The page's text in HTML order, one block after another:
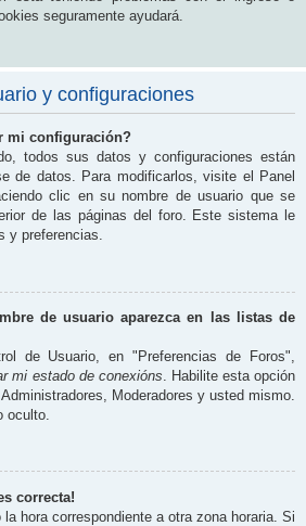
seguramente ayudará.
y configuraciones
mi configuración?
todos sus datos y configuraciones están
de datos. Para modificarlos, visite el Panel
clic en su nombre de usuario que se
de las páginas del foro. Este sistema le
y preferencias.
de usuario aparezca en las listas de
de Usuario, en "Preferencias de Foros",
mi estado de conexións . Habilite esta opción
Moderadores y usted mismo.
oculto.
correcta!
hora correspondiente a otra zona horaria. Si